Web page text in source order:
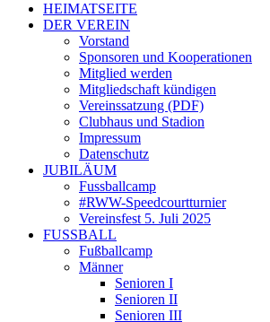
HEIMATSEITE
DER VEREIN
Vorstand
Sponsoren und Kooperationen
Mitglied werden
Mitgliedschaft kündigen
Vereinssatzung (PDF)
Clubhaus und Stadion
Impressum
Datenschutz
JUBILÄUM
Fussballcamp
#RWW-Speedcourtturnier
Vereinsfest 5. Juli 2025
FUSSBALL
Fußballcamp
Männer
Senioren I
Senioren II
Senioren III